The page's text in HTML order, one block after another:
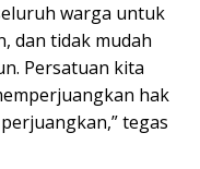
warga untuk
dan tidak mudah
Persatuan kita
hak
tegas